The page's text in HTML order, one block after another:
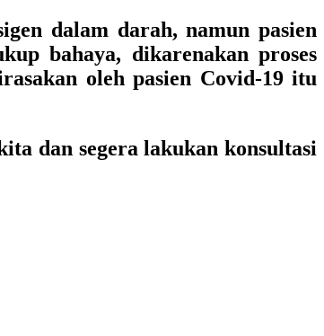
dalam darah, namun pasien
bahaya, dikarenakan proses
oleh pasien Covid-19 itu
dan segera lakukan konsultasi